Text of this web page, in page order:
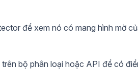
để xem nó có mang hình mờ
bộ phân loại hoặc API để có